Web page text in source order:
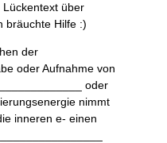
über
bräuchte Hilfe :)
der
oder Aufnahme von
oder
nimmt
inneren e- einen